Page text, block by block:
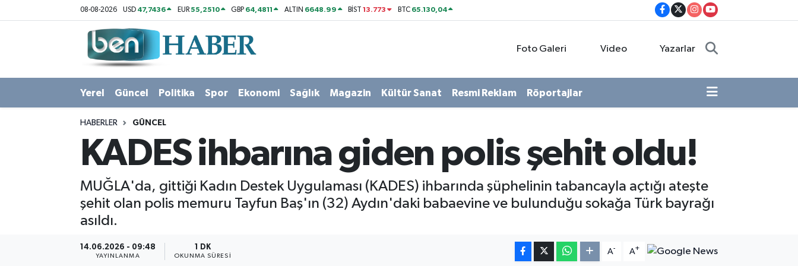
08-08-2026 USD 47,7436 EUR55,2510 GBP 64,4811 ALTIN 6648.99 BİST13.773 BTC 65.130,04
Foto Galeri Video Yazarlar
Yerel Güncel Politika Spor Ekonomi Sağlık Magazin Kültür Sanat Resmi Reklam Röportajlar
HABERLER GÜNCEL
KADES ihbarına giden polis şehit oldu!
MUĞLA'da, gittiği Kadın Destek Uygulaması (KADES) ihbarında şüphelinin tabancayla açtığı ateşte
şehit olan polis memuru Tayfun Baş'ın (32) Aydın'daki babaevine ve bulunduğu sokağa Türk bayrağı
asıldı.
14.06.2026 - 09:48
YAYINLANMA
1 DK
OKUNMA SÜRESI
A- A+
Politika
Hava Durumu
Süper Lig Puan Durumu ve Fikstür
Son Dakika Haberleri